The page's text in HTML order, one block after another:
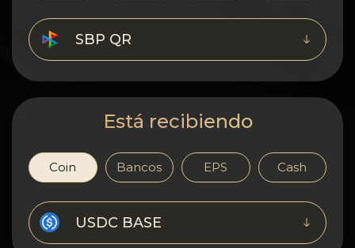
Wiki
FAQ
Reputación
Mapa del sitio
SBP QR
Está recibiendo
Coin Bancos EPS Cash
USDC BASE